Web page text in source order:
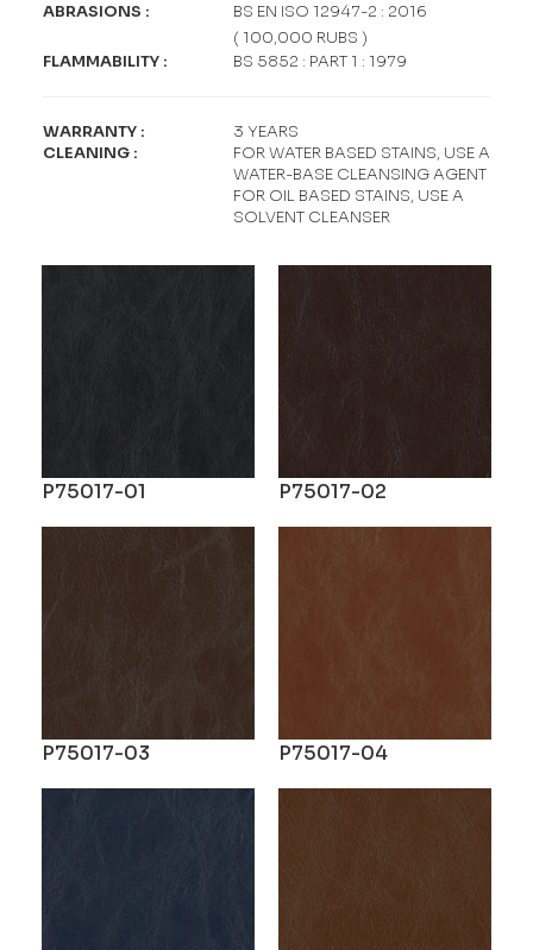
ABRASIONS :
BS EN ISO 12947-2 : 2016
( 100,000 RUBS )
FLAMMABILITY : BS 5852 : PART 1 : 1979
WARRANTY :
3 YEARS
CLEANING :
FOR WATER BASED STAINS, USE A
WATER-BASE CLEANSING AGENT
FOR OIL BASED STAINS, USE A
SOLVENT CLEANSER
P75017-01 P75017-02
P75017-03 P75017-04